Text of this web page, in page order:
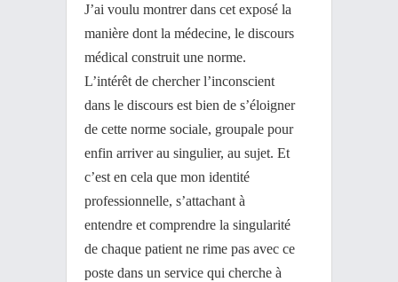
J’ai voulu montrer dans cet exposé la
manière dont la médecine, le discours
médical construit une norme.
L’intérêt de chercher l’inconscient
dans le discours est bien de s’éloigner
de cette norme sociale, groupale pour
enfin arriver au singulier, au sujet. Et
c’est en cela que mon identité
professionnelle, s’attachant à
entendre et comprendre la singularité
de chaque patient ne rime pas avec ce
poste dans un service qui cherche à